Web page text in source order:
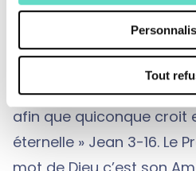
Tout
péché originel, Jésus, le
par Dieu, vient dans le
libérer et nous sauver du
aimé le monde qu’il a
afin que quiconque croit
éternelle » Jean 3-16. Le